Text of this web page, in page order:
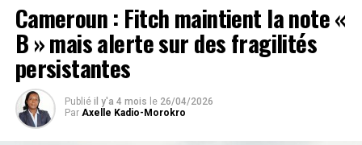
Cameroun : Fitch maintient la note «
B » mais alerte sur des fragilités
persistantes
Publié il y'a 4 mois le 26/04/2026
Par Axelle Kadio-Morokro